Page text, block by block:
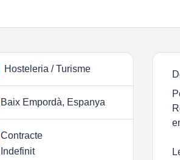
Hosteleria / Turisme
Baix Empordà, Espanya
Contracte
Indefinit